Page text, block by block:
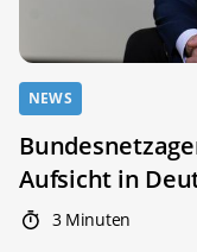
NEWS
Aufsicht in
3 Minuten